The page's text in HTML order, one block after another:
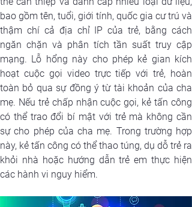
bao gồm tên, tuổi, giới tính, quốc gia cư trú và
thậm chí cả địa chỉ IP của trẻ, bằng cách
ngăn chặn và phân tích tần suất truy cập
mạng. Lỗ hổng này cho phép kẻ gian kích
hoạt cuộc gọi video trực tiếp với trẻ, hoàn
toàn bỏ qua sự đồng ý từ tài khoản của cha
mẹ. Nếu trẻ chấp nhận cuộc gọi, kẻ tấn công
có thể trao đổi bí mật với trẻ mà không cần
sự cho phép của cha mẹ. Trong trường hợp
này, kẻ tấn công có thể thao túng, dụ dỗ trẻ ra
khỏi nhà hoặc hướng dẫn trẻ em thực hiện
các hành vi nguy hiểm.